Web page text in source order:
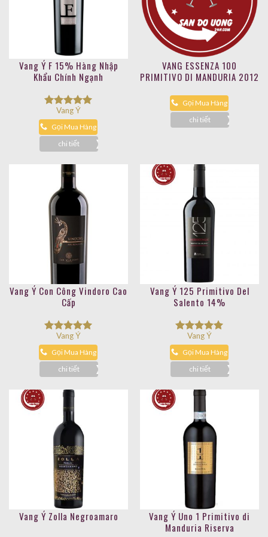
Vang Ý F 15% Hàng Nhập
Khẩu Chính Ngạnh
Được xếp
hạng 5.00
5 sao
Vang Ý
Gọi Mua Hàng
chi tiết
VANG ESSENZA 100
PRIMITIVO DI MANDURIA 2012
Gọi Mua Hàng
chi tiết
Vang Ý Con Công Vindoro Cao
Cấp
Được xếp
hạng 5.00
5 sao
Vang Ý
Gọi Mua Hàng
chi tiết
Vang Ý 125 Primitivo Del
Salento 14%
Được xếp
hạng 5.00
5 sao
Vang Ý
Gọi Mua Hàng
chi tiết
Vang Ý Zolla Negroamaro
Vang Ý Uno 1 Primitivo di
Manduria Riserva